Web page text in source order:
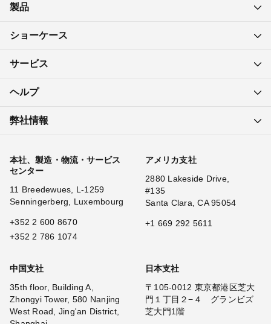
製品
ショーケース
サービス
ヘルプ
弊社情報
本社、製造・物流・サービス
センター
11 Breedewues, L-1259
Senningerberg, Luxembourg
+352 2 600 8670
+352 2 786 1074
アメリカ支社
2880 Lakeside Drive,
#135
Santa Clara, CA 95054
+1 669 292 5611
中国支社
35th floor, Building A,
Zhongyi Tower, 580 Nanjing
West Road, Jing'an District,
日本支社
〒105-0012 東京都港区芝大
門１丁目２−４ グランビズ
芝大門1階